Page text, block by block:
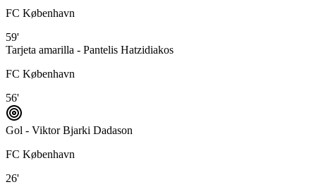
FC København
59'
Tarjeta amarilla - Pantelis Hatzidiakos
FC København
56'
Gol - Viktor Bjarki Dadason
FC København
26'